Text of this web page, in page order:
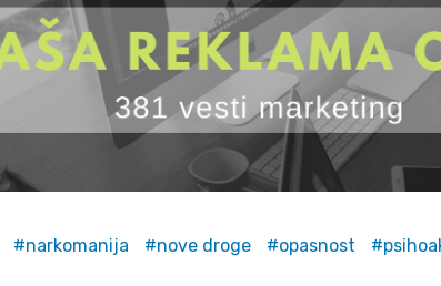
narkomanija nove droge opasnost